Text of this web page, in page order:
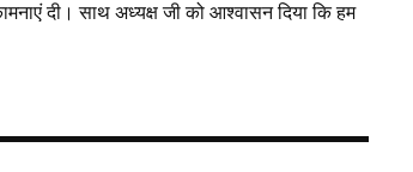
दी। साथ अध्यक्ष जी को आश्वासन दिया कि हम